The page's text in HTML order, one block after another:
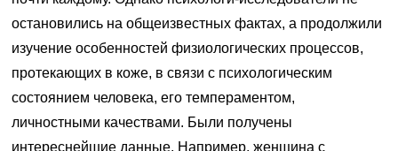
остановились на общеизвестных фактах, а продолжили
изучение особенностей физиологических процессов,
протекающих в коже, в связи с психологическим
состоянием человека, его темпераментом,
личностными качествами. Были получены
интереснейшие данные. Например, женщина с